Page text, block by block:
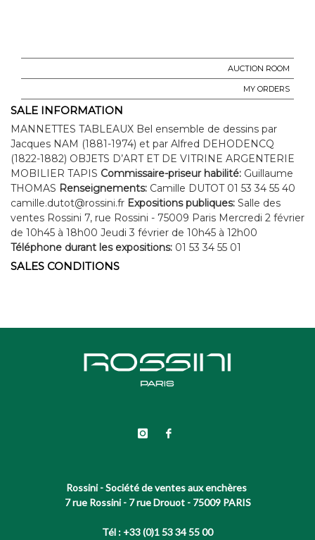
AUCTION ROOM
MY ORDERS
SALE INFORMATION
MANNETTES TABLEAUX Bel ensemble de dessins par
Jacques NAM (1881-1974) et par Alfred DEHODENCQ
(1822-1882) OBJETS D’ART ET DE VITRINE ARGENTERIE
MOBILIER TAPIS Commissaire-priseur habilité: Guillaume
THOMAS Renseignements: Camille DUTOT 01 53 34 55 40
camille.dutot@rossini.fr Expositions publiques: Salle des
ventes Rossini 7, rue Rossini - 75009 Paris Mercredi 2 février
de 10h45 à 18h00 Jeudi 3 février de 10h45 à 12h00
Téléphone durant les expositions: 01 53 34 55 01
SALES CONDITIONS
Rossini - Société de ventes aux enchères
7 rue Rossini - 7 rue Drouot - 75009 PARIS
Tél : +33 (0)1 53 34 55 00